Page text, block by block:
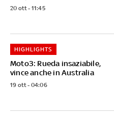
20 ott - 11:45
Moto3: Rueda insaziabile,
vince anche in Australia
HIGHLIGHTS
19 ott - 04:06